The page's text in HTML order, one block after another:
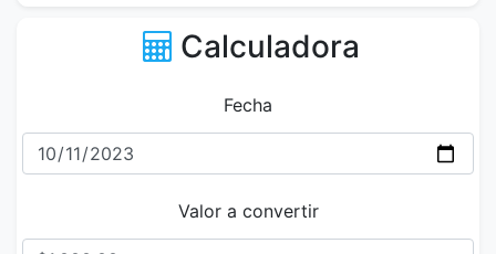
Calculadora
Fecha
Valor a convertir